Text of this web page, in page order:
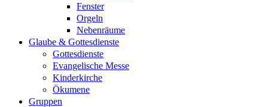
Fenster
Orgeln
Nebenräume
Glaube & Gottesdienste
Gottesdienste
Evangelische Messe
Kinderkirche
Ökumene
Gruppen